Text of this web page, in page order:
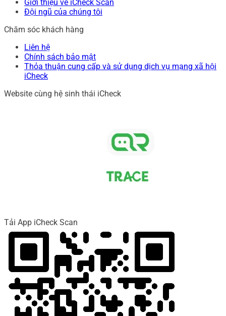
Giới thiệu về iCheck Scan
Đội ngũ của chúng tôi
Chăm sóc khách hàng
Liên hệ
Chính sách bảo mật
Thỏa thuận cung cấp và sử dụng dịch vụ mạng xã hội
iCheck
Website cùng hệ sinh thái iCheck
Tải App iCheck Scan